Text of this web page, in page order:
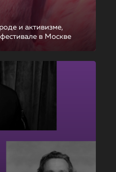
и активизме,
в Москве